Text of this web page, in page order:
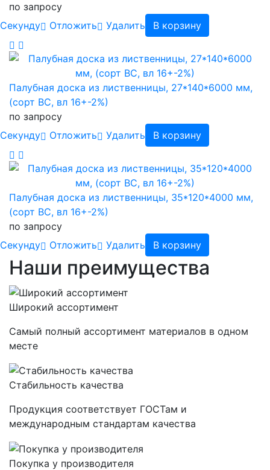
по запросу
Cекунду
Отложить Удалить В корзину
Палубная доска из лиственницы, 27*140*6000 мм,
(сорт BC, вл 16+-2%)
по запросу
Cекунду
Отложить Удалить В корзину
Палубная доска из лиственницы, 35*120*4000 мм,
(сорт BC, вл 16+-2%)
по запросу
Cекунду
Отложить Удалить В корзину
Наши преимущества
Широкий ассортимент
Самый полный ассортимент материалов в одном
месте
Стабильность качества
Продукция соответствует ГОСТам и
международным стандартам качества
Покупка у производителя